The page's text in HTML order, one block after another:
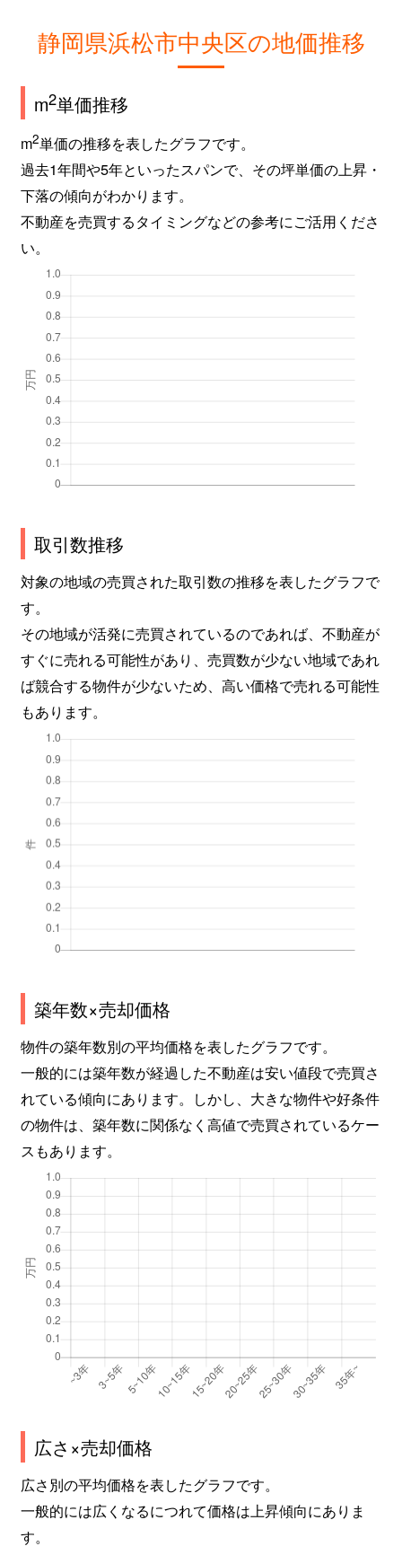
静岡県浜松市中央区の地価推移
m2単価推移
m2単価の推移を表したグラフです。
過去1年間や5年といったスパンで、その坪単価の上昇・
下落の傾向がわかります。
不動産を売買するタイミングなどの参考にご活用くださ
い。
取引数推移
対象の地域の売買された取引数の推移を表したグラフで
す。
その地域が活発に売買されているのであれば、不動産が
すぐに売れる可能性があり、売買数が少ない地域であれ
ば競合する物件が少ないため、高い価格で売れる可能性
もあります。
築年数×売却価格
物件の築年数別の平均価格を表したグラフです。
一般的には築年数が経過した不動産は安い値段で売買さ
れている傾向にあります。しかし、大きな物件や好条件
の物件は、築年数に関係なく高値で売買されているケー
スもあります。
広さ×売却価格
広さ別の平均価格を表したグラフです。
一般的には広くなるにつれて価格は上昇傾向にありま
す。